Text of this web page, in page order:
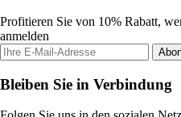
Profitieren Sie von 10% Rabatt,
anmelden
Bleiben Sie in Verbindung